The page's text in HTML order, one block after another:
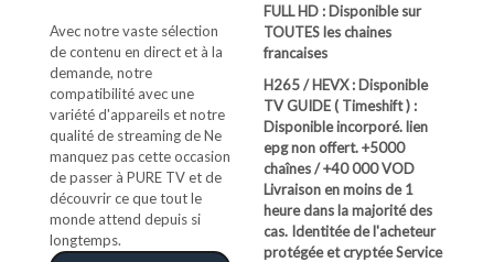
Avec notre vaste sélection
de contenu en direct et à la
demande, notre
compatibilité avec une
variété d'appareils et notre
qualité de streaming de Ne
manquez pas cette occasion
de passer à PURE TV et de
découvrir ce que tout le
monde attend depuis si
longtemps.
FULL HD : Disponible sur
TOUTES les chaines
francaises
H265 / HEVX : Disponible
TV GUIDE ( Timeshift ) :
Disponible incorporé. lien
epg non offert.+5000
chaînes / +40 000 VOD
Livraison en moins de 1
heure dans la majorité des
cas. Identitée de l'acheteur
protégée et cryptéeService